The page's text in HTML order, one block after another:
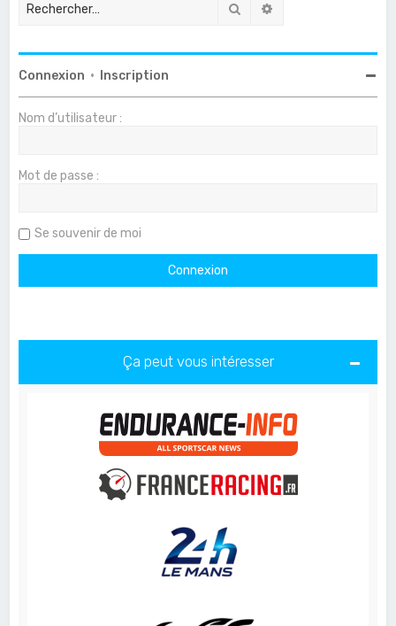
Rechercher
Connexion • Inscription
Nom d’utilisateur :
Mot de passe :
Se souvenir de moi
Ça peut vous intéresser